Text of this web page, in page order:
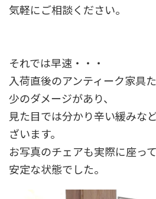
気軽にご相談ください。
それでは早速・・・
入荷直後のアンティーク家具
少のダメージがあり、
見た目では分かり辛い緩みな
ざいます。
お写真のチェアも実際に座っ
安定な状態でした。